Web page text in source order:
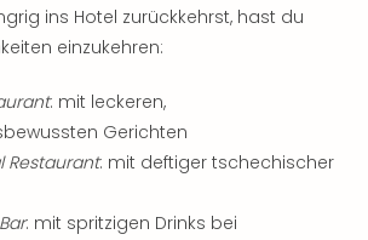
ins Hotel zurückkehrst, hast du
einzukehren:
: mit leckeren,
Gerichten
Restaurant: mit deftiger tschechischer
: mit spritzigen Drinks bei